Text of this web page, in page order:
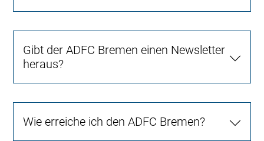
Gibt der ADFC Bremen einen Newsletter
heraus?
Wie erreiche ich den ADFC Bremen?